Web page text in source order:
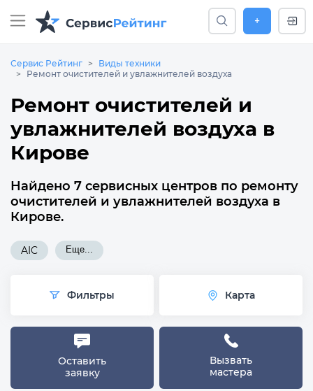
+
Сервис Рейтинг
Виды техники
Ремонт очистителей и увлажнителей воздуха
Ремонт очистителей и
увлажнителей воздуха в
Кирове
Найдено 7 сервисных центров по ремонту
очистителей и увлажнителей воздуха в
Кирове.
AIC Еще...
Фильтры Карта
Оставить
заявку
Вызвать
мастера